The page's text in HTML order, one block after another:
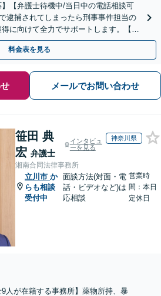
】【弁護士待機中/当日中の電話相談可
逮捕されてしまったら刑事事件担当の
に向けて全力でサポートします。【毎
国対応】
料金表を見る
メールでお問い合わせ
笹田 典
宏 弁護士
インタビュ
ーを見る
神奈川県
湘南合同法律事務所
立川市 か
らも相談
受付中
面談方法(対面・電
話・ビデオなど)は
応相談
営業時
間：本日
定休日
9人が在籍する事務所】薬物所持、暴